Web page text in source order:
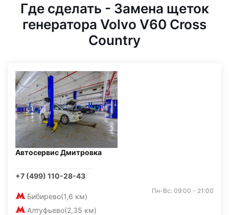
Где сделать - Замена щеток
генератора Volvo V60 Cross
Country
Автосервис Дмитровка
+7 (499) 110-28-43
Бибирево(1,6 км)
Алтуфьево(2,35 км)
Пн-Вс: 09:00 - 21:00